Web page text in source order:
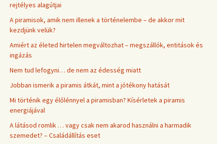
rejtélyes alagútjai
A piramisok, amik nem illenek a történelembe – de akkor mit
kezdjünk velük?
Amiért az életed hirtelen megváltozhat – megszállók, entitások és
ingázás
Nem tud lefogyni… de nem az édesség miatt
Jobban ismerik a piramis átkát, mint a jótékony hatását
Mi történik egy élőlénnyel a piramisban? Kísérletek a piramis
energiájával
A látásod romlik … vagy csak nem akarod használni a harmadik
szemedet? – Családállítás eset